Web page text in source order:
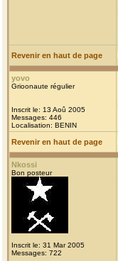
Revenir en haut de page
yovo
Grioonaute régulier
Inscrit le: 13 Aoû 2005
Messages: 446
Localisation: BENIN
Revenir en haut de page
Nkossi
Bon posteur
Inscrit le: 31 Mar 2005
Messages: 722